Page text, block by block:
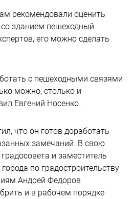
рекомендовали оценить
зданием пешеходный
его можно сделать
с пешеходными связями
можно, столько и
Евгений Носенко.
что он готов доработать
замечаний. В свою
и заместитель
по градостроительству
Андрей Федоров
и в рабочем порядке